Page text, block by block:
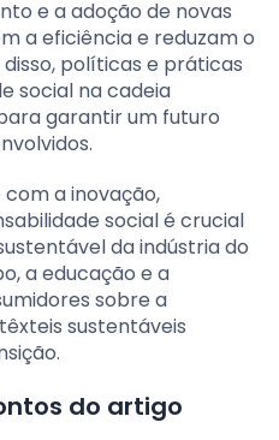
e a adoção de novas
a eficiência e reduzam o
políticas e práticas
social na cadeia
garantir um futuro
a inovação,
social é crucial
da indústria do
a educação e a
sobre a
sustentáveis
do artigo